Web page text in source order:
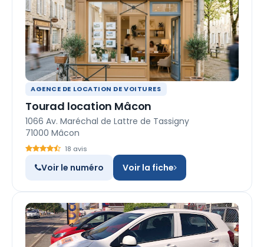
AGENCE DE LOCATION DE VOITURES
Tourad location Mâcon
1066 Av. Maréchal de Lattre de Tassigny
71000 Mâcon
18 avis
Voir le numéro Voir la fiche